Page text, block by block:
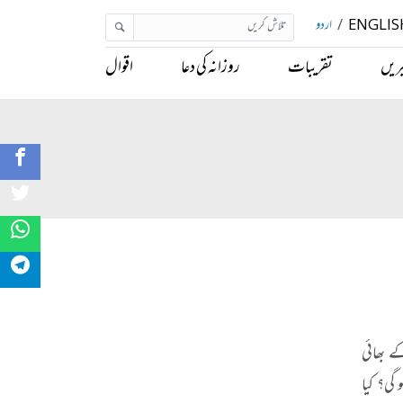
/ اردو
تقریبات روزانہ کی دعا اقوال
بھائی
کیا